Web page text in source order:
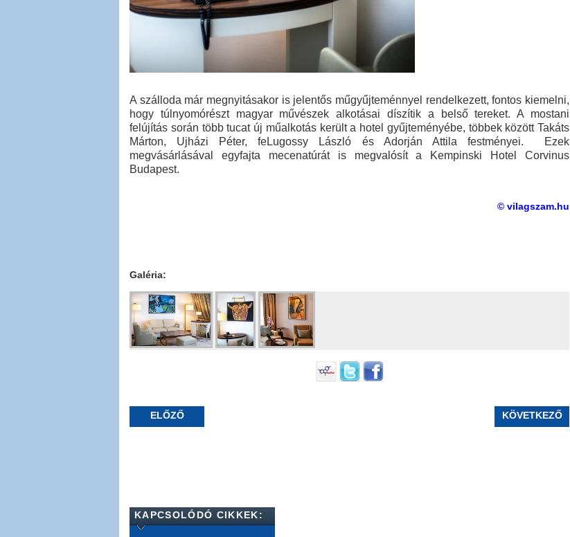
A szálloda már megnyitásakor is jelentős műgyűjteménnyel rendelkezett, fontos kiemelni,
hogy túlnyomórészt magyar művészek alkotásai díszítik a belső tereket. A mostani
felújítás során több tucat új műalkotás került a hotel gyűjteményébe, többek között Takáts
Márton, Ujházi Péter, feLugossy László és Adorján Attila festményei. Ezek
megvásárlásával egyfajta mecenatúrát is megvalósít a Kempinski Hotel Corvinus
Budapest.
© vilagszam.hu
Galéria:
ELŐZŐ KÖVETKEZŐ
KAPCSOLÓDÓ CIKKEK: